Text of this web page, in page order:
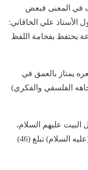
في المعنى فبعض
علي الخاقاني:
يحتفظ بفخامة اللفظ
يمتاز بالعمق في
الفلسفي والفكري)
البيت عليهم السلام،
يقول من قصيدة في مدح أمير المؤمنين (عليه السلام) تبلغ (46)